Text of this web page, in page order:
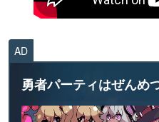
AD
勇者パーティはぜんめ